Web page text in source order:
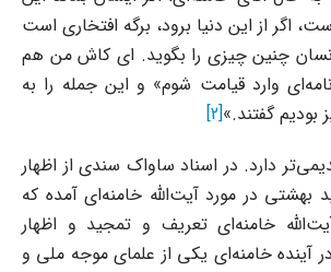
اگر از این دنیا برود، برگه افتخاری است
انسان چنین چیزی را بگوید. ای کاش من هم
وارد قیامت شوم» و این جمله را به
بودیم گفتند.»[2]
دارد. در اسناد ساواک سندی از اظهار
۱۳۵۲ شهید بهشتی در مورد آیت‌الله خامنه‌ای آمده که
خامنه‌ای تعریف و تمجید و اظهار
آینده خامنه‌ای یکی از علمای موجه ملی و